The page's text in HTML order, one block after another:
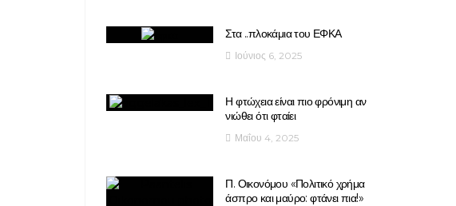
Στα ..πλοκάμια του ΕΦΚΑ
Ιούνιος 6, 2025
Η φτώχεια είναι πιο φρόνιμη αν
νιώθει ότι φταίει
Μαΐου 4, 2025
Π. Οικονόμου «Πολιτικό χρήμα
άσπρο και μαύρο: φτάνει πια!»